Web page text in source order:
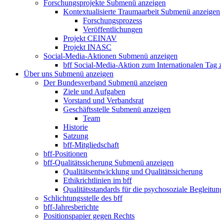
Forschungsprojekte Submenü anzeigen
Kontextualisierte Traumaarbeit Submenü anzeigen
Forschungsprozess
Veröffentlichungen
Projekt CEINAV
Projekt INASC
Social-Media-Aktionen Submenü anzeigen
bff Social-Media-Aktion zum Internationalen Tag
Über uns Submenü anzeigen
Der Bundesverband Submenü anzeigen
Ziele und Aufgaben
Vorstand und Verbandsrat
Geschäftsstelle Submenü anzeigen
Team
Historie
Satzung
bff-Mitgliedschaft
bff-Positionen
bff-Qualitätssicherung Submenü anzeigen
Qualitätsentwicklung und Qualitätssicherung
Ethikrichtlinien im bff
Qualitätsstandards für die psychosoziale
Schlichtungsstelle des bff
bff-Jahresberichte
Positionspapier gegen Rechts